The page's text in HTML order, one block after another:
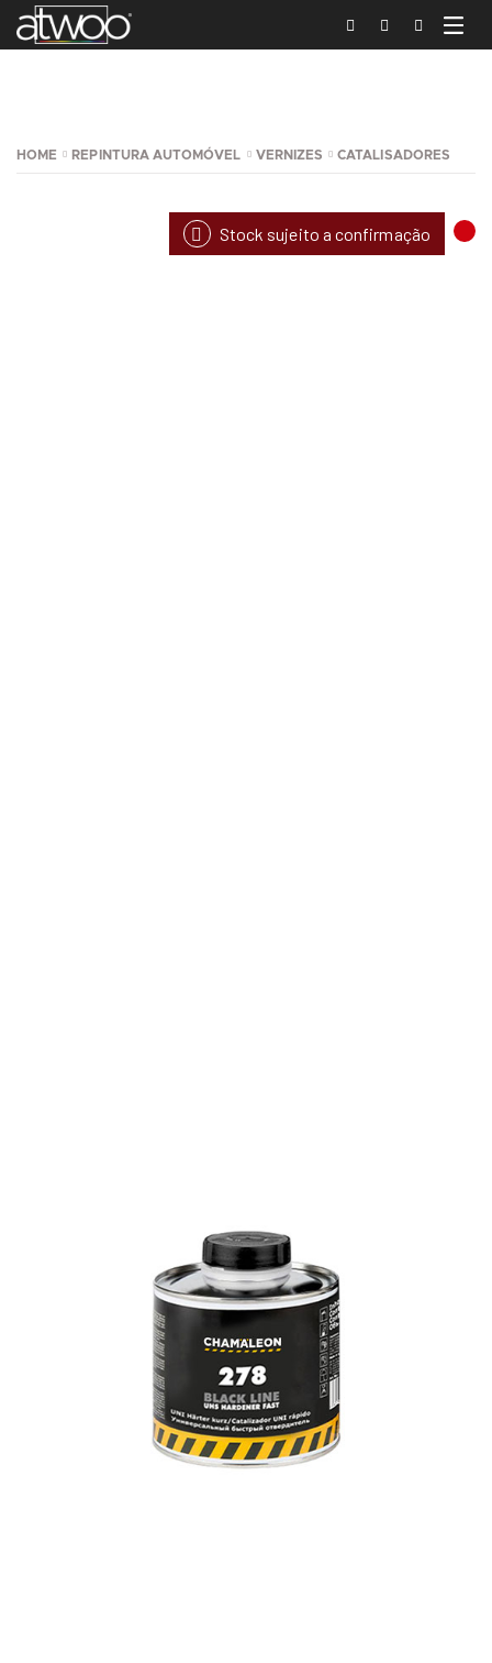
HOME REPINTURA AUTOMÓVEL VERNIZES CATALISADORES
Stock sujeito a confirmação